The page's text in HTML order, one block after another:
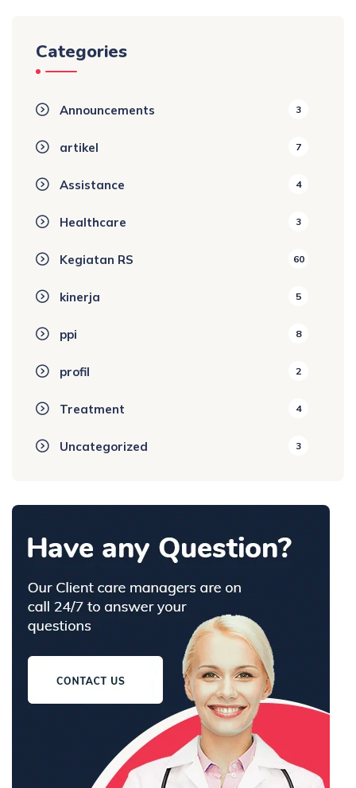
Categories
Announcements 3
artikel 7
Assistance 4
Healthcare 3
Kegiatan RS 60
kinerja 5
ppi 8
profil 2
Treatment 4
Uncategorized 3